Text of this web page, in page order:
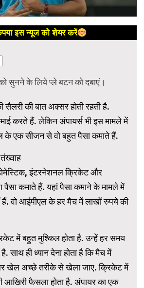
इस न्यूज को शेयर करें
की बात अक्सर होती रहती है.
करते हैं. लेकिन अंपायर्स भी इस मामले में
के एक सीजन से वो बहुत पैसा कमाते हैं.
इंटरनेशनल क्रिकेट और
पैसा कमाते हैं. यहां पैसा कमाने के मामले में
हैं. वो आईपीएल के हर मैच में लाखों रुपये की
में बहुत मुश्किल होता है. उन्हें हर समय
साथ ही ध्यान देना होता है कि मैच में
और खेल अच्छे तरीके से खेला जाए. क्रिकेट में
आखिरी फैसला होता है. अंपायर का एक